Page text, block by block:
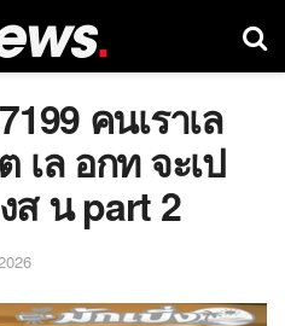
คนเราเล
เล อกท จะเป
ส น part 2